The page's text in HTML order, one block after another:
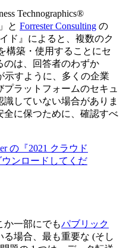
Technographics®
と Forrester Consulting の
ド』によると、複数のク
構築・使用することにセ
のは、回答者のわずか
示すように、多くの企業
ラットフォームのセキュ
していない場合がありま
に保つために、確認すべ
の『2021 クラウド
ンロードしてくだ
か一部にでもパブリック
る場合、最も重要な (そし